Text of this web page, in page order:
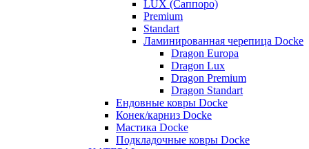
LUX (Саппоро)
Premium
Standart
Ламинированная черепица Docke
Dragon Europa
Dragon Lux
Dragon Premium
Dragon Standart
Ендовные ковры Docke
Конек/карниз Docke
Мастика Docke
Подкладочные ковры Docke